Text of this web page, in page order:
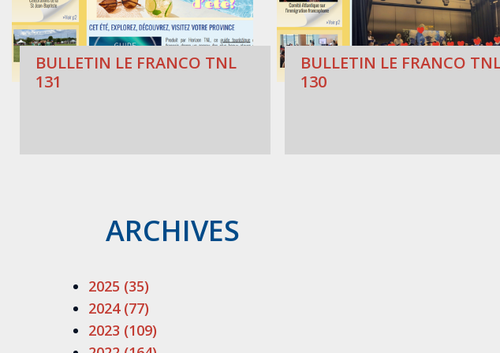
BULLETIN LE FRANCO TNL
131
BULLETIN LE FRANCO
130
ARCHIVES
2025 (35)
2024 (77)
2023 (109)